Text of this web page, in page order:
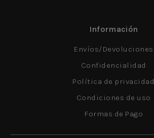
Información
Envíos/Devoluciones
Confidencialidad
Política de privacidad
Condiciones de uso
Formas de Pago